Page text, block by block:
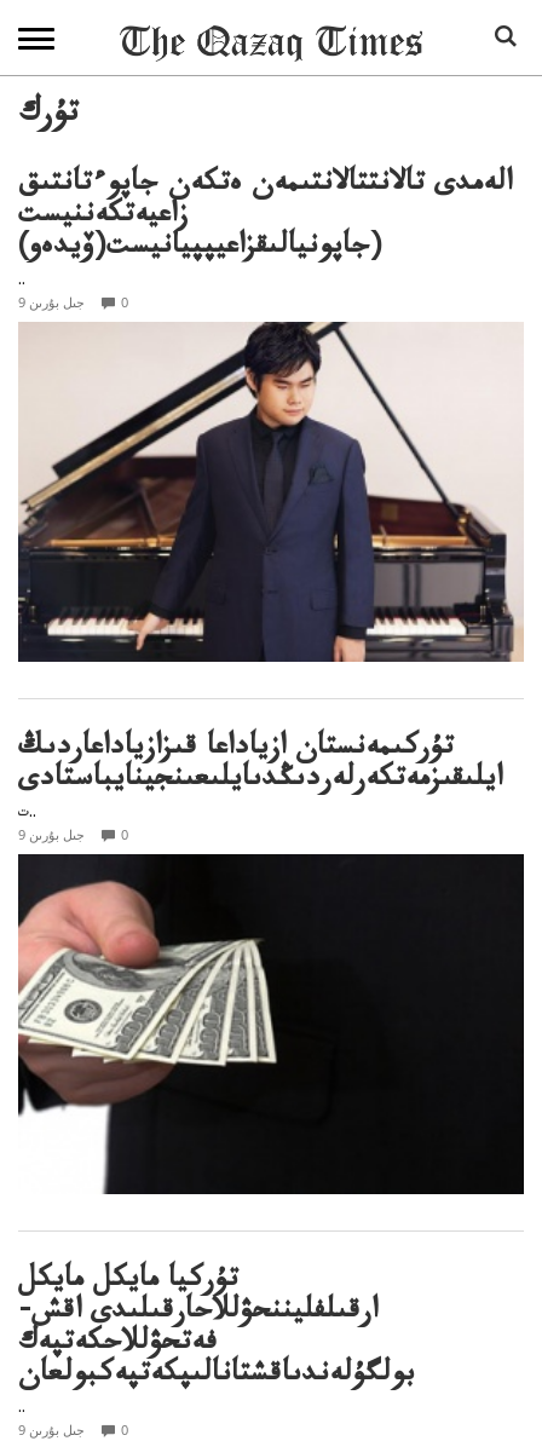
تۇرك
الەمدى تالانتتالانتىمەن ەتكەن جاپوءتانتىق
زاعيەتكەننيست
(جاپونيالىقزاعيپپيانيست(ۆيدەو)
..
9 جىل بۇرىن 0
تۇركىمەنستان ازياداعا قىزازياداعاردىڭ
ايلىقىزمەتكەرلەردىڭدىايلىعىنجينايباستادى
ت..
9 جىل بۇرىن 0
تۇركيا مايكل مايكل
ارقىلفليننحۋللاحارقىلىدى اقش-
فەتحۋللاحكەتپەك
بولگۇلەندىاقشتانالىپكەتپەكبولعان
..
9 جىل بۇرىن 0